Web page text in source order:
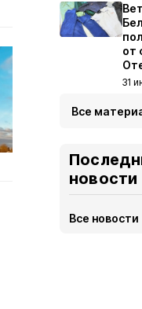
от
31
Все
новости
Все новости